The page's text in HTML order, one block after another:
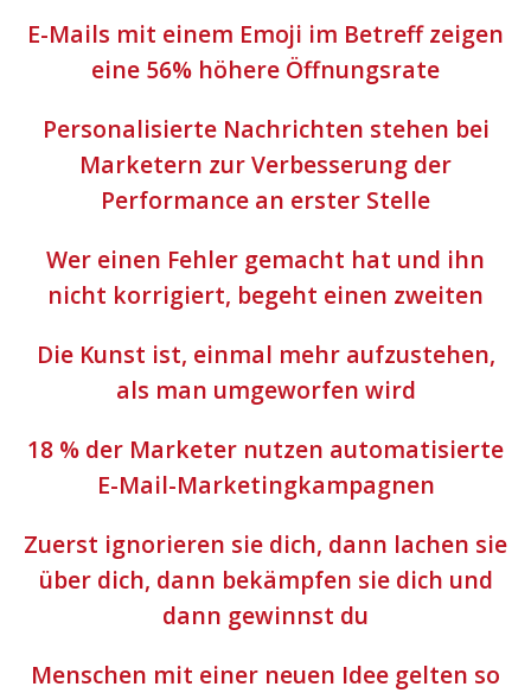
E-Mails mit einem Emoji im Betreff zeigen
eine 56% höhere Öffnungsrate
Personalisierte Nachrichten stehen bei
Marketern zur Verbesserung der
Performance an erster Stelle
Wer einen Fehler gemacht hat und ihn
nicht korrigiert, begeht einen zweiten
Die Kunst ist, einmal mehr aufzustehen,
als man umgeworfen wird
18 % der Marketer nutzen automatisierte
E-Mail-Marketingkampagnen
Zuerst ignorieren sie dich, dann lachen sie
über dich, dann bekämpfen sie dich und
dann gewinnst du
Menschen mit einer neuen Idee gelten so